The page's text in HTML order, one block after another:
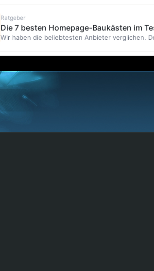
Ratgeber
Die 7 besten Homepage-Baukästen im
Wir haben die beliebtesten Anbieter verglichen.